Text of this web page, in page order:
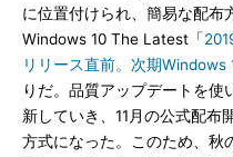
に位置付けられ、簡易な配布
Windows 10 The Latest「
リリース直前。次期Windows
りだ。品質アップデートを使
新していき、11月の公式配布
方式になった。このため、秋